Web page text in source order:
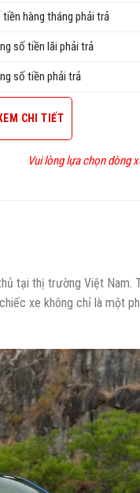
tiền hàng tháng phải trả
số tiền lãi phải trả
số tiền phải trả
CHI TIẾT
Vui lòng lựa chọn dòng
tại thị trường Việt Nam.
xe không chỉ là một